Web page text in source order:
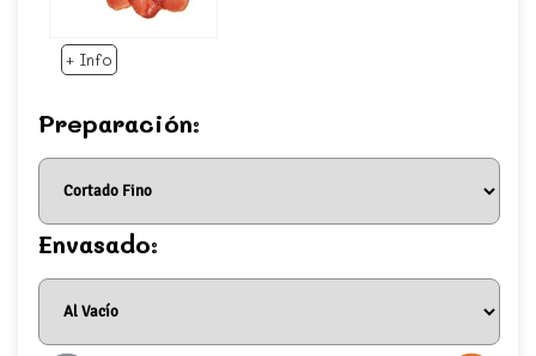
+ Info
Preparación:
Envasado: